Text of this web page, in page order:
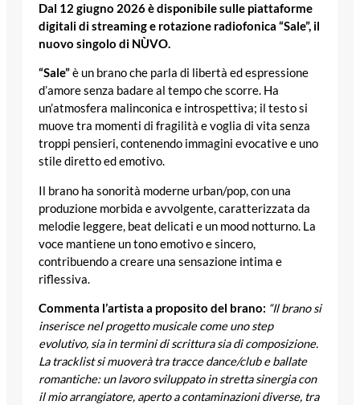
Dal 12 giugno 2026 è disponibile sulle piattaforme
digitali di streaming e rotazione radiofonica “Sale”, il
nuovo singolo di NÙVO.
“Sale”è un brano che parla di libertà ed espressione
d’amore senza badare al tempo che scorre. Ha
un’atmosfera malinconica e introspettiva; il testo si
muove tra momenti di fragilità e voglia di vita senza
troppi pensieri, contenendo immagini evocative e uno
stile diretto ed emotivo.
Il brano ha sonorità moderne urban/pop, con una
produzione morbida e avvolgente, caratterizzata da
melodie leggere, beat delicati e un mood notturno. La
voce mantiene un tono emotivo e sincero,
contribuendo a creare una sensazione intima e
riflessiva.
Commenta l’artista a proposito del brano: “Il brano si
inserisce nel progetto musicale come uno step
evolutivo, sia in termini di scrittura sia di composizione.
La tracklist si muoverà tra tracce dance/club e ballate
romantiche: un lavoro sviluppato in stretta sinergia con
il mio arrangiatore, aperto a contaminazioni diverse, tra